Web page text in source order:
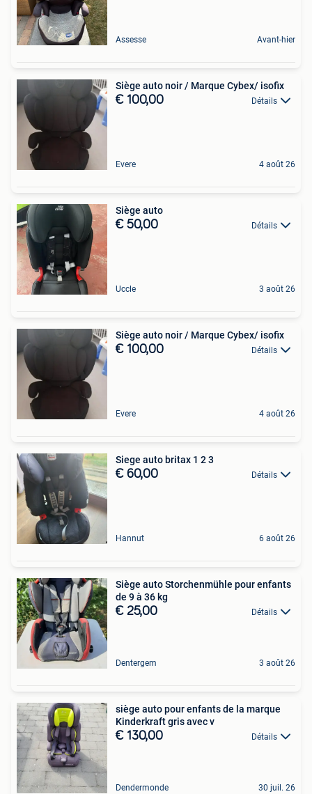
Assesse Avant-hier
Siège auto noir / Marque Cybex/ isofix
€ 100,00 Détails
Evere 4 août 26
Siège auto
€ 50,00 Détails
Uccle 3 août 26
Siège auto noir / Marque Cybex/ isofix
€ 100,00 Détails
Evere 4 août 26
Siege auto britax 1 2 3
€ 60,00 Détails
Hannut 6 août 26
Siège auto Storchenmühle pour enfants
de 9 à 36 kg
€ 25,00 Détails
Dentergem 3 août 26
siège auto pour enfants de la marque
Kinderkraft gris avec v
€ 130,00 Détails
Dendermonde 30 juil. 26